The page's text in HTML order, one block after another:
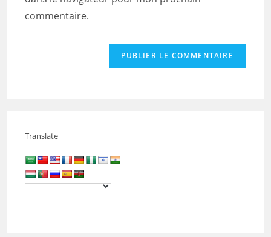
(facultatif)
commentaire.
Translate